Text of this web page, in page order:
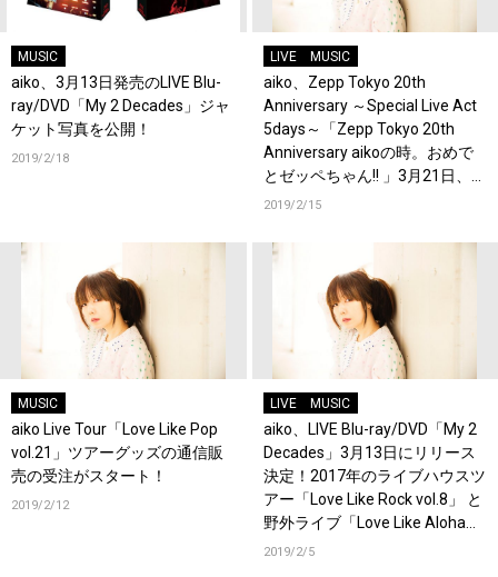
MUSIC
aiko、3月13日発売のLIVE Blu-
ray/DVD「My 2 Decades」ジャ
ケット写真を公開！
2019/2/18
LIVE MUSIC
aiko、Zepp Tokyo 20th
Anniversary ～Special Live Act
5days～「Zepp Tokyo 20th
Anniversary aikoの時。おめで
とゼッペちゃん!! 」3月21日、
22日 に開催決定！
2019/2/15
MUSIC
aiko Live Tour「Love Like Pop
vol.21」ツアーグッズの通信販
売の受注がスタート！
2019/2/12
LIVE MUSIC
aiko、LIVE Blu-ray/DVD「My 2
Decades」3月13日にリリース
決定！2017年のライブハウスツ
アー「Love Like Rock vol.8」 と
野外ライブ「Love Like Aloha
vol.6」を豪華2枚組で初映像
2019/2/5